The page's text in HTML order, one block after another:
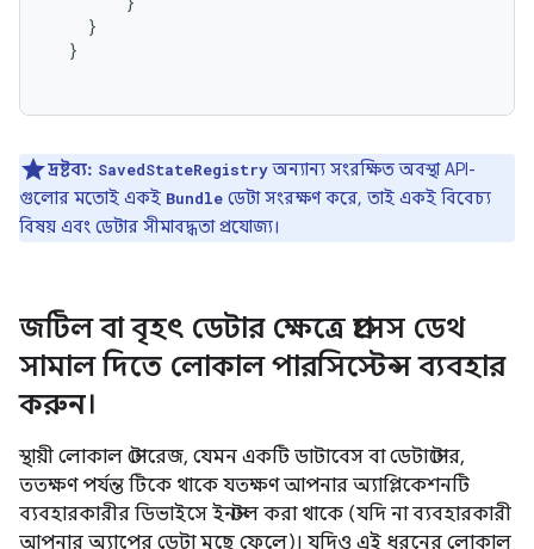
}
}
দ্রষ্টব্য: SavedStateRegistryঅন্যান্য সংরক্ষিত অবস্থা API-
গুলোর মতোই একই Bundle ডেটা সংরক্ষণ করে, তাই একই বিবেচ্য
বিষয় এবং ডেটার সীমাবদ্ধতা প্রযোজ্য।
জটিল বা বৃহৎ ডেটার ক্ষেত্রে প্রসেস ডেথ
সামাল দিতে লোকাল পারসিস্টেন্স ব্যবহার
করুন।
স্থায়ী লোকাল স্টোরেজ, যেমন একটি ডাটাবেস বা ডেটাস্টোর,
ততক্ষণ পর্যন্ত টিকে থাকে যতক্ষণ আপনার অ্যাপ্লিকেশনটি
ব্যবহারকারীর ডিভাইসে ইনস্টল করা থাকে (যদি না ব্যবহারকারী
আপনার অ্যাপের ডেটা মুছে ফেলে)। যদিও এই ধরনের লোকাল